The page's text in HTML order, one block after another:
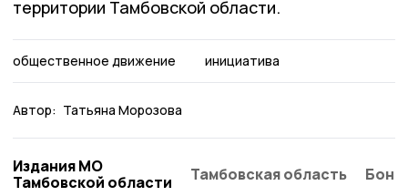
территории Тамбовской области.
общественное движение инициатива
Автор: Татьяна Морозова
Издания МО
Тамбовской области
Тамбовская область